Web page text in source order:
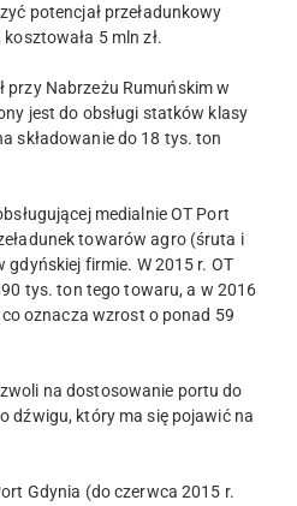
potencjał przeładunkowy
5 mln zł.
przy Nabrzeżu Rumuńskim w
jest do obsługi statków klasy
składowanie do 18 tys. ton
medialnie OT Port
towarów agro (śruta i
firmie. W 2015 r. OT
tys. ton tego towaru, a w 2016
oznacza wzrost o ponad 59
na dostosowanie portu do
dźwigu, który ma się pojawić na
Gdynia (do czerwca 2015 r.